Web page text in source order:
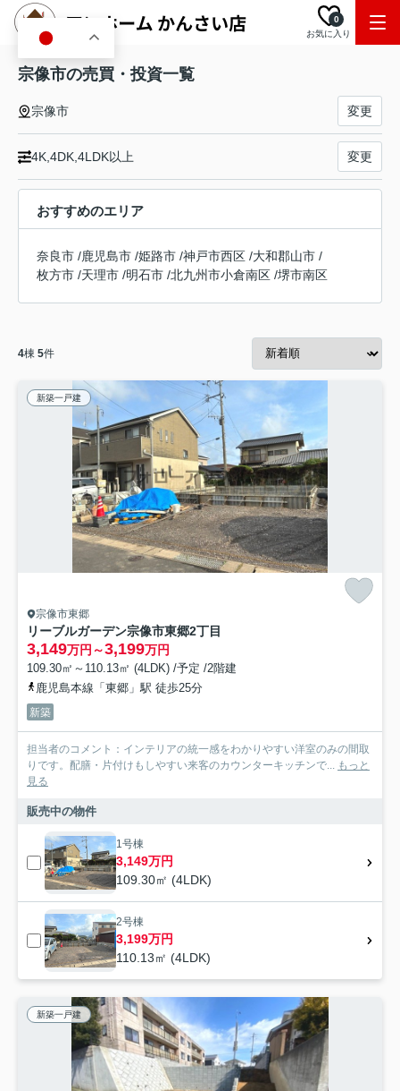
お気に入り
0
宗像市の売買・投資一覧
宗像市 変更
4K,4DK,4LDK以上 変更
おすすめのエリア
奈良市 /鹿児島市 /姫路市 /神戸市西区 /大和郡山市 /
枚方市 /天理市 /明石市 /北九州市小倉南区 /堺市南区
4棟 5件
新築一戸建
宗像市東郷
リーブルガーデン宗像市東郷2丁目
3,149万円～3,199万円
109.30㎡～110.13㎡ (4LDK) /予定 /2階建
鹿児島本線「東郷」駅 徒歩25分
新築
担当者のコメント：インテリアの統一感をわかりやすい洋室のみの間取
りです。配膳・片付けもしやすい来客のカウンターキッチンで... もっと
見る
販売中の物件
1号棟
3,149万円
109.30㎡ (4LDK)
2号棟
3,199万円
110.13㎡ (4LDK)
新築一戸建